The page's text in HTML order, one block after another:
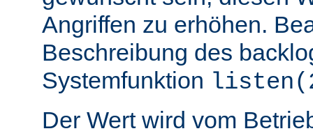
Angriffen zu erhöhen.
Beschreibung des
Systemfunktion
Der Wert wird vom